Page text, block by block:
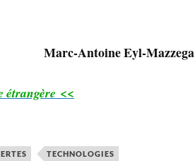
Marc-Antoine Eyl-Mazzega
étrangère <<
TECHNOLOGIES